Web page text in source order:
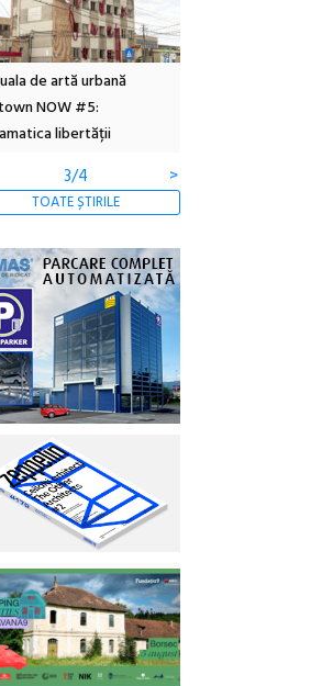
de artă urbană
NOW #5:
libertății
3/4 >
TOATE ȘTIRILE